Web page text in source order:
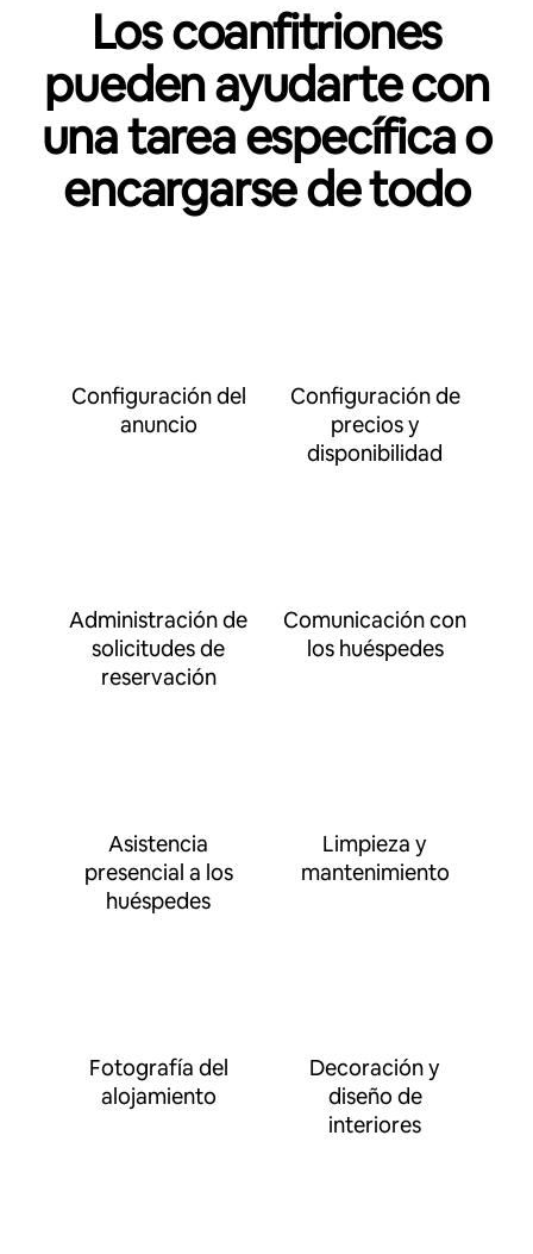
Los coanfitriones
pueden ayudarte con
una tarea específica o
encargarse de todo
Configuración del
anuncio
Configuración de
precios y
disponibilidad
Administración de
solicitudes de
reservación
Comunicación con
los huéspedes
Asistencia
presencial a los
huéspedes
Limpieza y
mantenimiento
Fotografía del
alojamiento
Decoración y
diseño de
interiores